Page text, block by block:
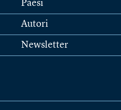
Paesi
Autori
Newsletter